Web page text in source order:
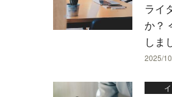
ライ
か？
しま
2025/